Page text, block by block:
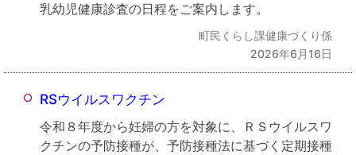
乳幼児健康診査の日程をご案内します。
町民くらし課健康づくり係
2026年6月16日
RSウイルスワクチン
令和８年度から妊婦の方を対象に、ＲＳウイルスワ
クチンの予防接種が、予防接種法に基づく定期接種